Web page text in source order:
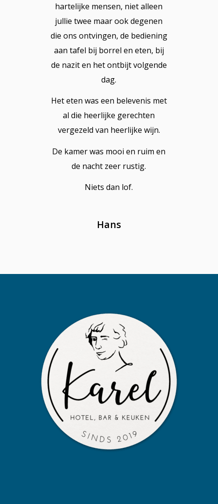
hartelijke mensen, niet alleen
jullie twee maar ook degenen
die ons ontvingen, de bediening
aan tafel bij borrel en eten, bij
de nazit en het ontbijt volgende
dag.
Het eten was een belevenis met
al die heerlijke gerechten
vergezeld van heerlijke wijn.
De kamer was mooi en ruim en
de nacht zeer rustig.
Niets dan lof.
Hans